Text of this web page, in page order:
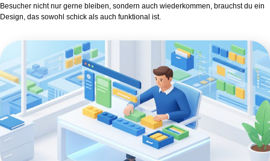
Besucher nicht nur gerne bleiben, sondern auch wiederkommen, brauchst du ein
Design, das sowohl schick als auch funktional ist.